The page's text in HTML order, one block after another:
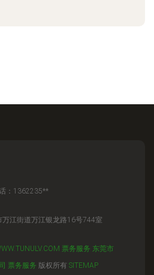
：1362235**
江街道万江银龙路16号744室
票务服务 东莞市
票务服务 版权所有 SITEMAP